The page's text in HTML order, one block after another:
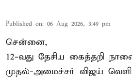
Published on: 06 Aug 2026, 3:49 pm
சென்னை,
12-வது தேசிய கைத்தறி
முதல்-அமைச்சர் விஜய்